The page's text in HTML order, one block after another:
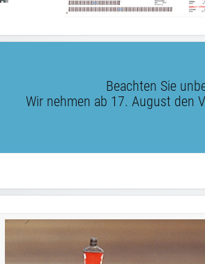
Beachten Sie
Wir nehmen ab 17. August den